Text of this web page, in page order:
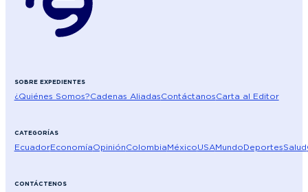
SOBRE EXPEDIENTES
¿Quiénes Somos?Cadenas AliadasContáctanosCarta al Editor
CATEGORÍAS
EcuadorEconomíaOpiniónColombiaMéxicoUSAMundoDeportesSalud
CONTÁCTENOS